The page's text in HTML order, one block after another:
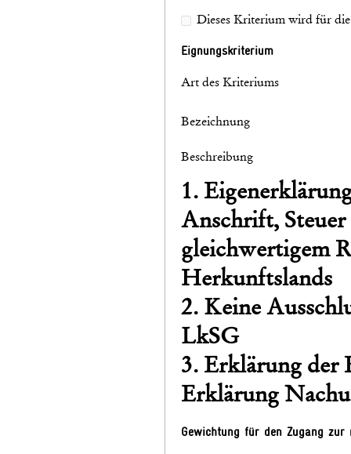
Dieses Kriterium wird für
Eignungskriterium
Art des Kriteriums
Bezeichnung
Beschreibung
1.
Anschrift,
gleichwertigem
Herkunftslands
2. Keine
LkSG
3. Erklärung der
Erklärung
Gewichtung für den Zugang zur